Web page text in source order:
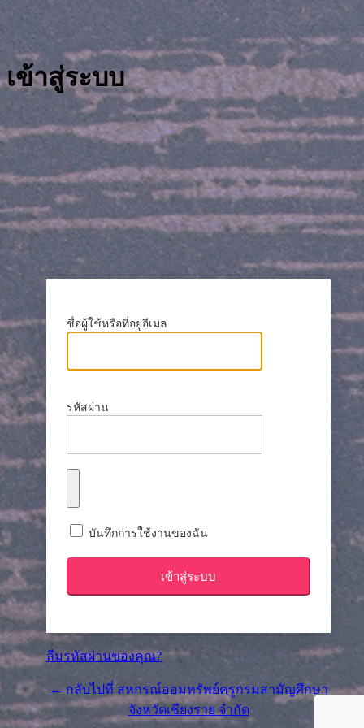
เข้าสู่ระบบ
https://
ชื่อผู้ใช้หรือที่อยู่อีเมล
รหัสผ่าน
บันทึกการใช้งานของฉัน
ลืมรหัสผ่านของคุณ?
← กลับไปที่ สหกรณ์ออมทรัพย์ครูกรมสามัญศึกษา
จังหวัดเชียงราย จำกัด